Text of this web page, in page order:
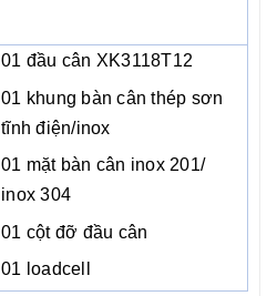
01 đầu cân XK3118T12
01 khung bàn cân thép sơn
tĩnh điện/inox
01 mặt bàn cân inox 201/
inox 304
01 cột đỡ đầu cân
01 loadcell